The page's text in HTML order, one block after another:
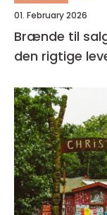
01. February 2026
Brænde til
den rigtige